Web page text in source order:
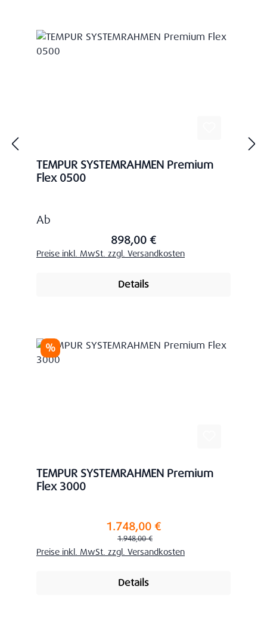
TEMPUR SYSTEMRAHMEN Premium
Flex 0500
Regulärer Preis:
Ab
898,00 €
Preise inkl. MwSt. zzgl. Versandkosten
Details
Rabatt
%
TEMPUR SYSTEMRAHMEN Premium
Flex 3000
Verkaufspreis:1.748,00 €
Regulärer Preis:
1.948,00 €
Preise inkl. MwSt. zzgl. Versandkosten
Details